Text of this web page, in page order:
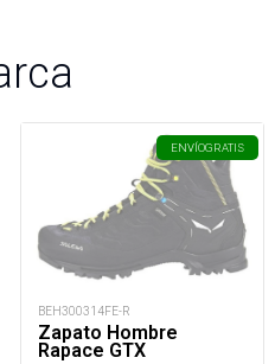
ENVÍOGRATIS
BEH300314FE-R
Zapato Hombre
Rapace GTX